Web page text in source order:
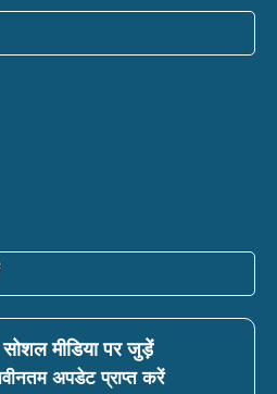
सोशल मीडिया पर जुड़ें
अपडेट प्राप्त करें